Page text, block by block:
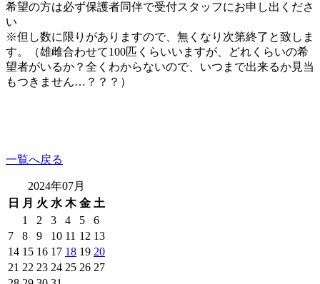
希望の方は必ず保護者同伴で受付スタッフにお申し出くださ
い
※但し数に限りがありますので、無くなり次第終了と致しま
す。（雄雌合わせて100匹くらいいますが、どれくらいの希
望者がいるか？全くわからないので、いつまで出来るか見当
もつきません…？？？）
一覧へ戻る
2024年07月
日
月 火 水 木 金 土
1 2 3 4 5
6
7
8 9 10 11 12 13
14 15 16 17 18 19 20
21 22 23 24 25 26 27